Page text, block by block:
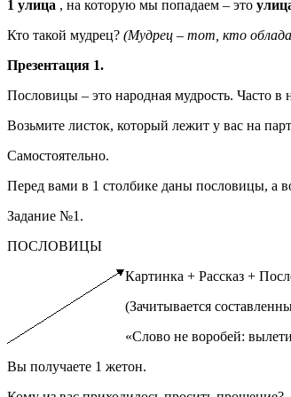
1 улица , на которую мы попадаем – это
Кто такой мудрец? (Мудрец – тот, кто
Презентация 1.
Пословицы – это народная мудрость. Часто в
Возьмите листок, который лежит у вас на
Самостоятельно.
Перед вами в 1 столбике даны пословицы, а
Задание №1.
ПОСЛОВИЦЫ
Картинка + Рассказ +
(Зачитывается
«Слово не воробей:
Вы получаете 1 жетон.